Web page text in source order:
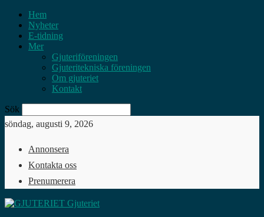
Hem
Nyheter
E-tidning
Mer
Gjuteriföreningen
Gjuteritekniska föreningen
Om gjuteriet
Kontakt
Sök
söndag, augusti 9, 2026
Annonsera
Kontakta oss
Prenumerera
Gjuteriet